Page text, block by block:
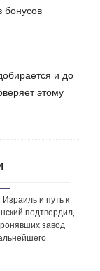
бонусов
и до
этому
и путь к
подтвердил,
завод